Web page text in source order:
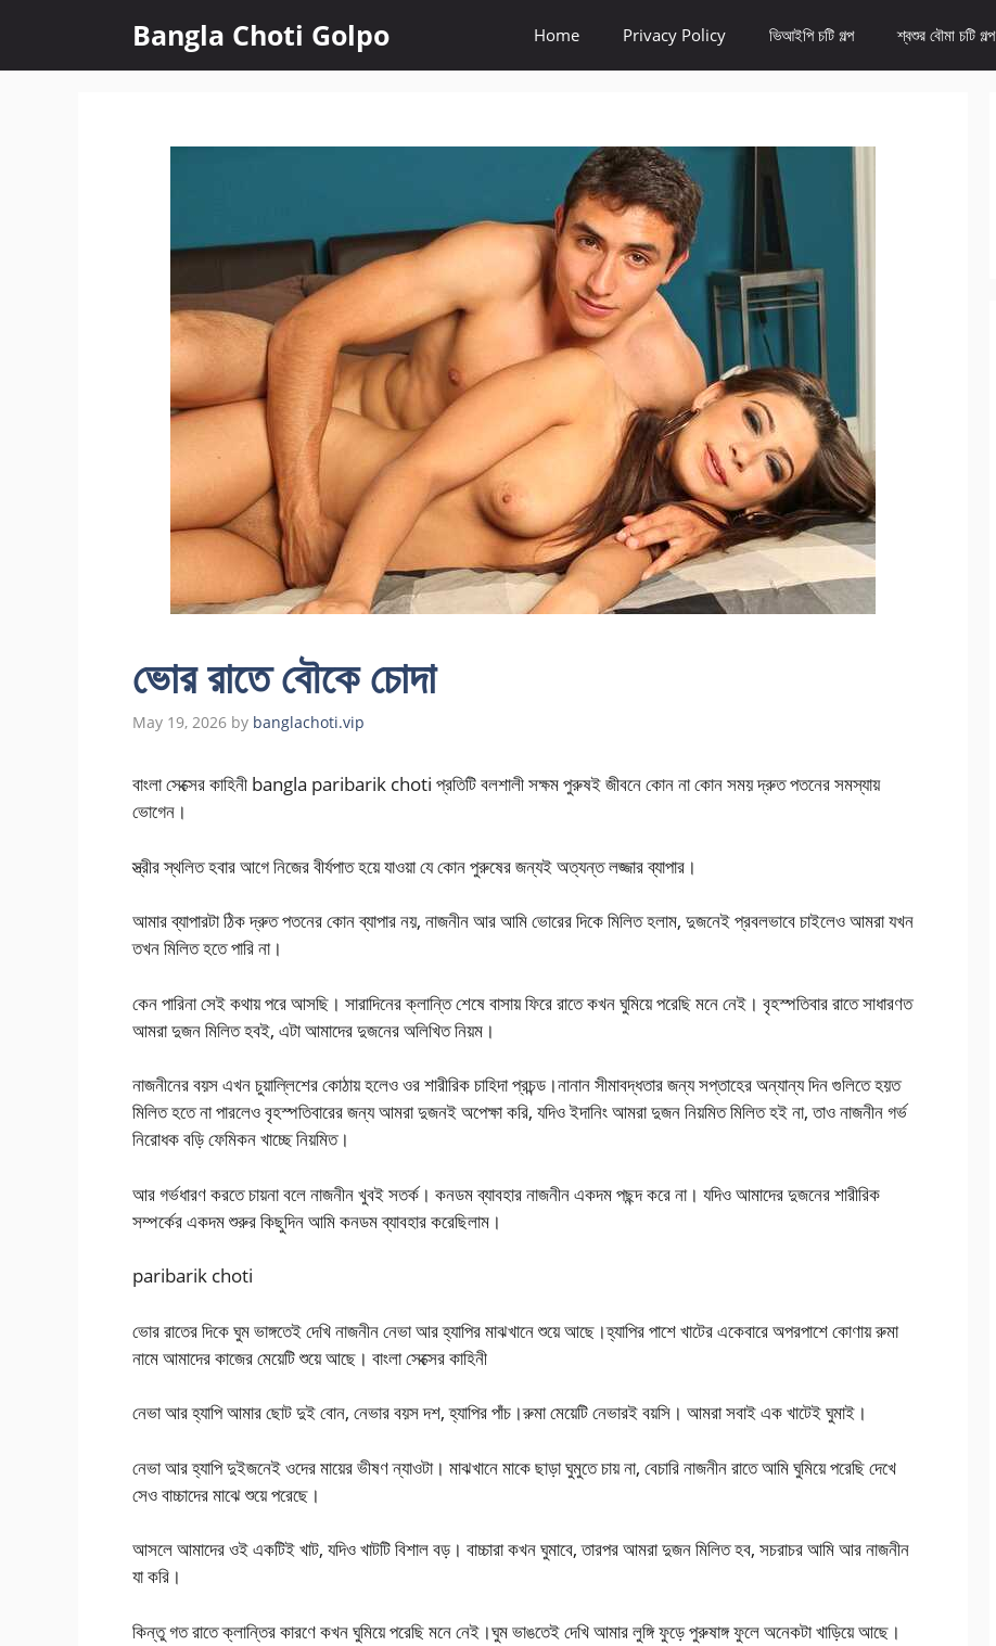
content
Bangla Choti Golpo Home Privacy Policy ভিআইপি চটি গল্প শ্বশুর বৌমা চটি গল্প
ভোর রাতে বৌকে চোদা
May 19, 2026 by banglachoti.vip
বাংলা সেক্সের কাহিনী bangla paribarik choti প্রতিটি বলশালী সক্ষম পুরুষই জীবনে কোন না কোন সময় দ্রুত পতনের সমস্যায়
ভোগেন।
স্ত্রীর স্থলিত হবার আগে নিজের বীর্যপাত হয়ে যাওয়া যে কোন পুরুষের জন্যই অত্যন্ত লজ্জার ব্যাপার।
আমার ব্যাপারটা ঠিক দ্রুত পতনের কোন ব্যাপার নয়, নাজনীন আর আমি ভোরের দিকে মিলিত হলাম, দুজনেই প্রবলভাবে চাইলেও আমরা যখন
তখন মিলিত হতে পারি না।
কেন পারিনা সেই কথায় পরে আসছি। সারাদিনের ক্লান্তি শেষে বাসায় ফিরে রাতে কখন ঘুমিয়ে পরেছি মনে নেই। বৃহস্পতিবার রাতে সাধারণত
আমরা দুজন মিলিত হবই, এটা আমাদের দুজনের অলিখিত নিয়ম।
নাজনীনের বয়স এখন চুয়াল্লিশের কোঠায় হলেও ওর শারীরিক চাহিদা প্রচন্ড।নানান সীমাবদ্ধতার জন্য সপ্তাহের অন্যান্য দিন গুলিতে হয়ত
মিলিত হতে না পারলেও বৃহস্পতিবারের জন্য আমরা দুজনই অপেক্ষা করি, যদিও ইদানিং আমরা দুজন নিয়মিত মিলিত হই না, তাও নাজনীন গর্ভ
নিরোধক বড়ি ফেমিকন খাচ্ছে নিয়মিত।
আর গর্ভধারণ করতে চায়না বলে নাজনীন খুবই সতর্ক। কনডম ব্যাবহার নাজনীন একদম পছন্দ করে না। যদিও আমাদের দুজনের শারীরিক
সম্পর্কের একদম শুরুর কিছুদিন আমি কনডম ব্যাবহার করেছিলাম।
paribarik choti
ভোর রাতের দিকে ঘুম ভাঙ্গতেই দেখি নাজনীন নেভা আর হ্যাপির মাঝখানে শুয়ে আছে।হ্যাপির পাশে খাটের একেবারে অপরপাশে কোণায় রুমা
নামে আমাদের কাজের মেয়েটি শুয়ে আছে। বাংলা সেক্সের কাহিনী
নেভা আর হ্যাপি আমার ছোট দুই বোন, নেভার বয়স দশ, হ্যাপির পাঁচ।রুমা মেয়েটি নেভারই বয়সি। আমরা সবাই এক খাটেই ঘুমাই।
নেভা আর হ্যাপি দুইজনেই ওদের মায়ের ভীষণ ন্যাওটা। মাঝখানে মাকে ছাড়া ঘুমুতে চায় না, বেচারি নাজনীন রাতে আমি ঘুমিয়ে পরেছি দেখে
সেও বাচ্চাদের মাঝে শুয়ে পরেছে।
আসলে আমাদের ওই একটিই খাট, যদিও খাটটি বিশাল বড়। বাচ্চারা কখন ঘুমাবে, তারপর আমরা দুজন মিলিত হব, সচরাচর আমি আর নাজনীন
যা করি।
কিন্তু গত রাতে ক্লান্তির কারণে কখন ঘুমিয়ে পরেছি মনে নেই।ঘুম ভাঙতেই দেখি আমার লুঙ্গি ফুড়ে পুরুষাঙ্গ ফুলে অনেকটা খাড়িয়ে আছে।